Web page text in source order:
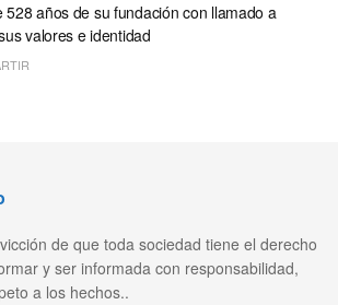
528 años de su fundación con llamado a
valores e identidad
de que toda sociedad tiene el derecho
y ser informada con responsabilidad,
a los hechos..